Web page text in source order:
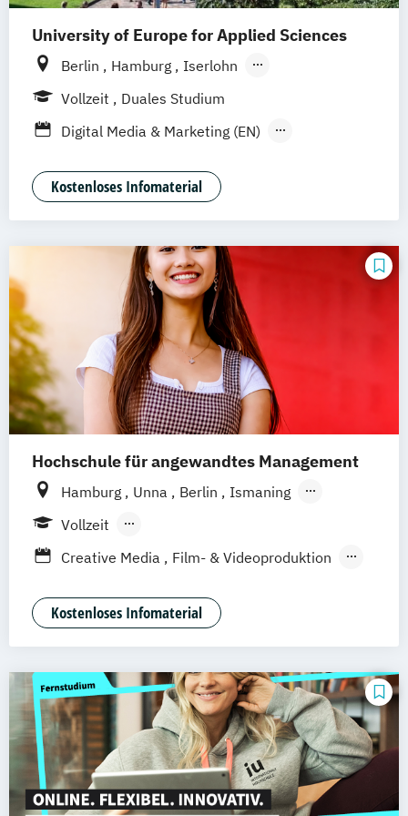
University of Europe for Applied Sciences
Berlin Hamburg
Iserlohn
UE Innovation Hub
Vollzeit
Duales Studium
Digital Media & Marketing (EN)
Film & Motion Design (EN)
Fotografie + Neue Medien (EN)
Kommunikationsdesign (EN)
Kostenloses Infomaterial
Hochschule für angewandtes Management
Hamburg Unna Berlin
Ismaning
Mannheim
Stuttgart
Vollzeit
Berufsbegleitendes Präsenzstudium
Creative Media
Film- & Videoproduktion
Media Studies Medienmanagement
Medienpsychologie Musikproduktion
Software Design & User Experience
Kostenloses Infomaterial